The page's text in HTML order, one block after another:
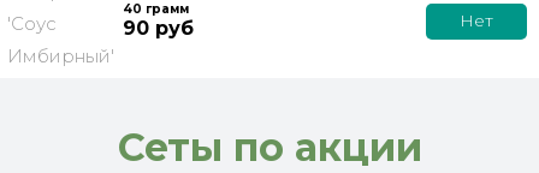
40 грамм
90 руб Нет
Сеты по акции